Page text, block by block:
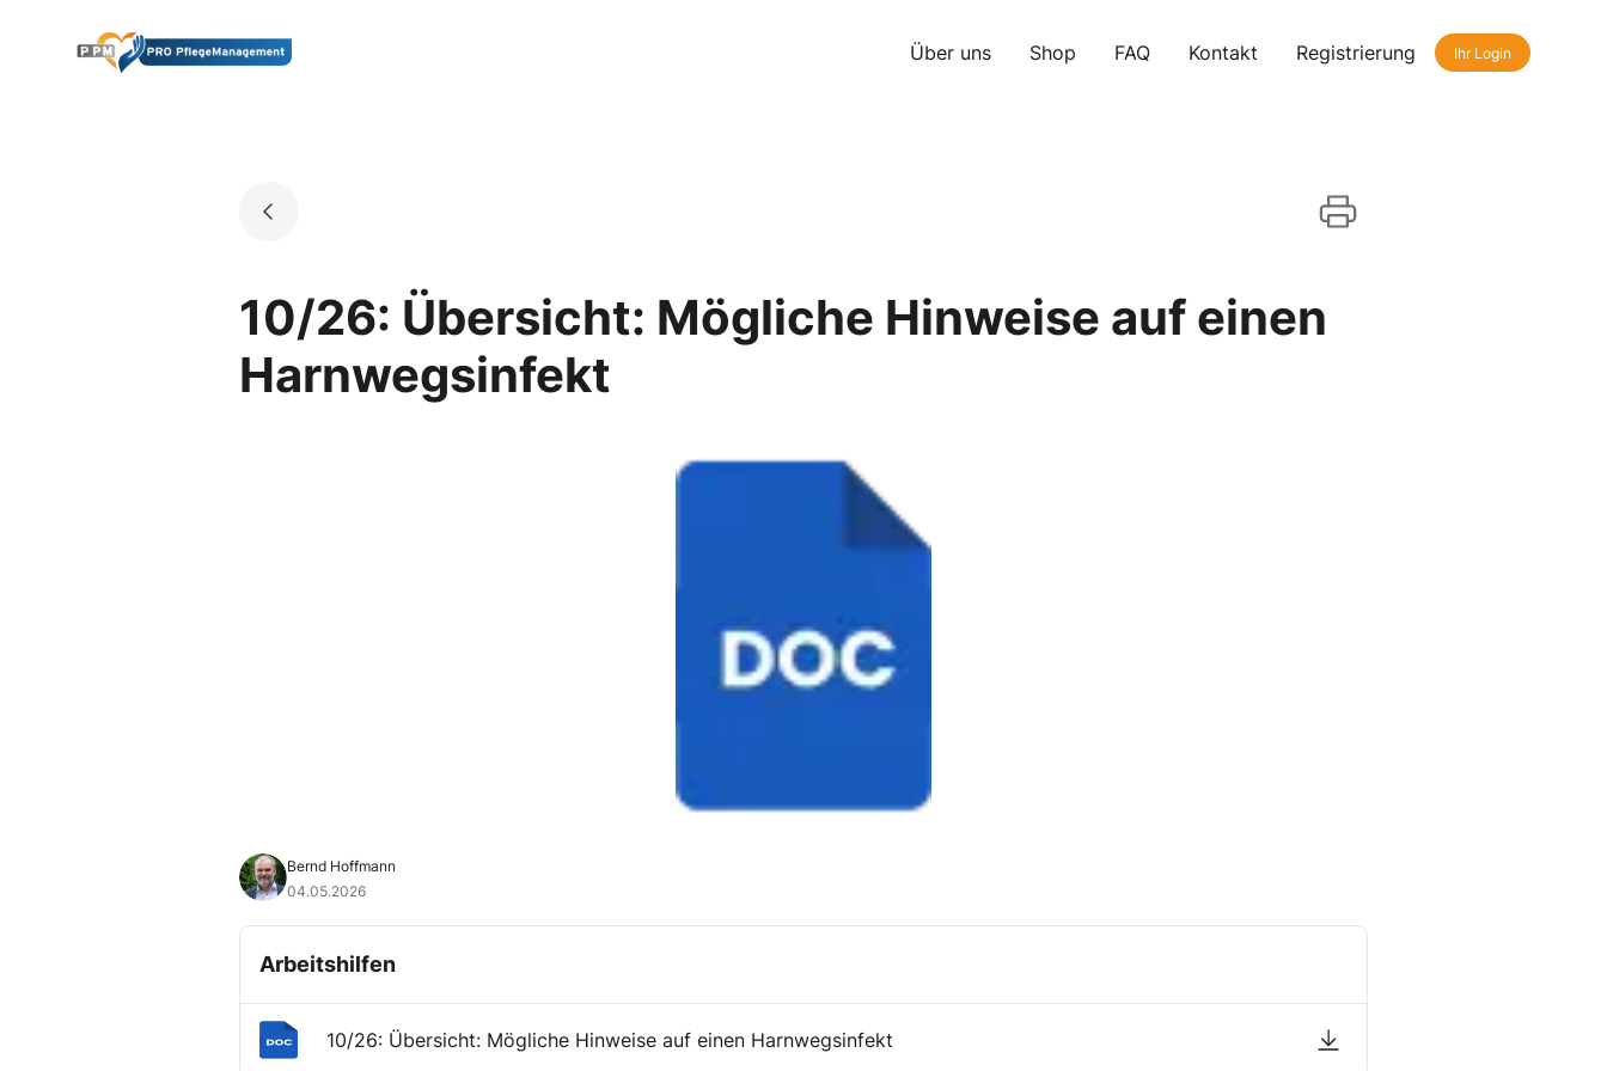
Go to landing page. Über uns Shop FAQ Kontakt Registrierung Ihr Login
10/26: Übersicht: Mögliche Hinweise auf einen
Harnwegsinfekt
Bernd Hoffmann
04.05.2026
Arbeitshilfen
10/26: Übersicht: Mögliche Hinweise auf einen Harnwegsinfekt